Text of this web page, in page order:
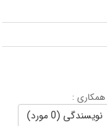
:
نویسندگی (0 مورد)